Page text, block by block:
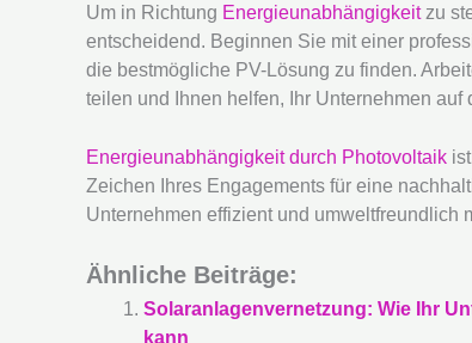
Um in Richtung Energieunabhängigkeitzu
entscheidend. Beginnen Sie mit einer
die bestmögliche PV-Lösung zu finden.
teilen und Ihnen helfen, Ihr Unternehmen
Energieunabhängigkeit durch Photovoltaik
Zeichen Ihres Engagements für eine
Unternehmen effizient und umweltfreundlich
Ähnliche Beiträge:
Solaranlagenvernetzung: Wie Ihr
kann